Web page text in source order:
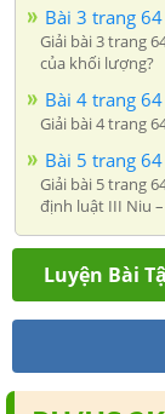
Bài 3 trang
Giải bài 3 trang
của khối lượng?
Bài 4 trang
Giải bài 4 trang
Bài 5 trang
Giải bài 5 trang
định luật III Niu
Luyện Bài